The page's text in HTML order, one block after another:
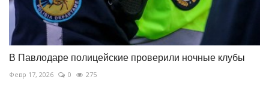
В Павлодаре полицейские проверили ночные клубы
Февр 17, 2026 0 275